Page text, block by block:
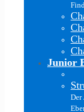
Junior
Der